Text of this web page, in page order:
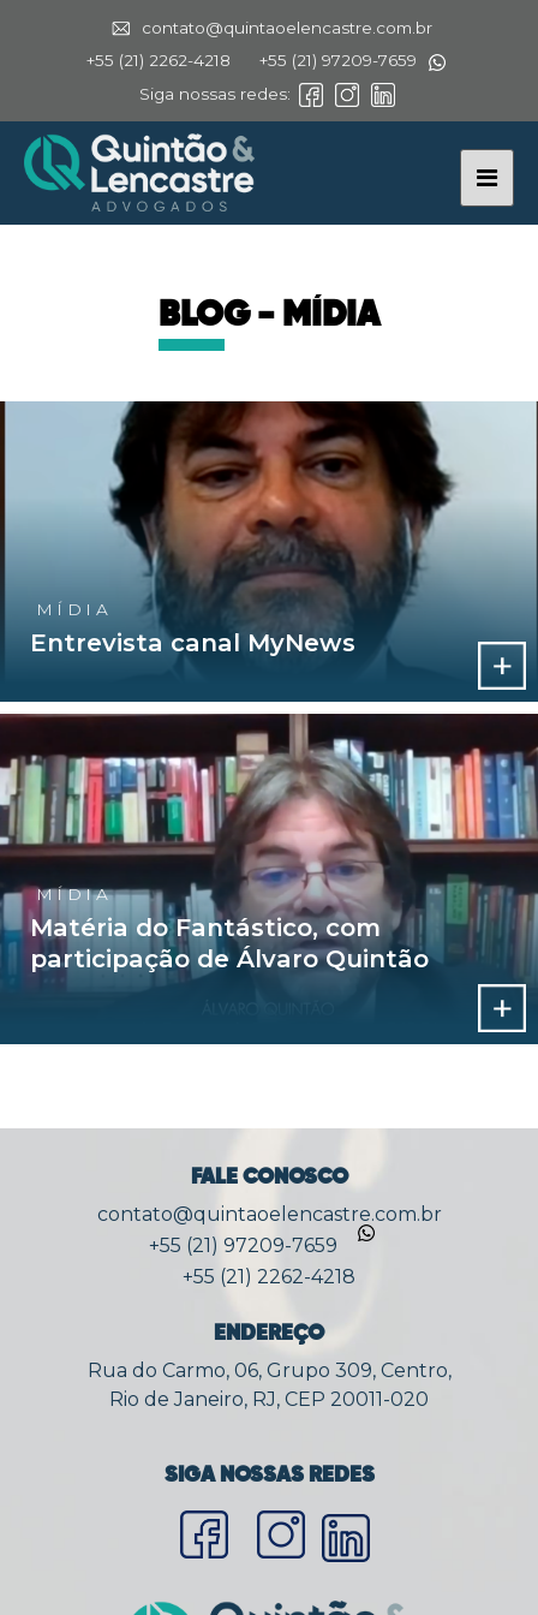
contato@quintaoelencastre.com.br
+55 (21) 2262-4218
+55 (21) 97209-7659
Siga nossas redes:
BLOG - MÍDIA
MÍDIA
Entrevista canal MyNews
MÍDIA
Matéria do Fantástico, com
participação de Álvaro Quintão
FALE CONOSCO
contato@quintaoelencastre.com.br
+55 (21) 97209-7659
+55 (21) 2262-4218
ENDEREÇO
Rua do Carmo, 06, Grupo 309, Centro,
Rio de Janeiro, RJ, CEP 20011-020
SIGA NOSSAS REDES